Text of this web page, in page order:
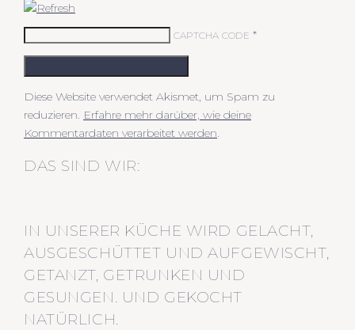
CAPTCHA CODE *
Diese Website verwendet Akismet, um Spam zu
reduzieren. Erfahre mehr darüber, wie deine
Kommentardaten verarbeitet werden.
DAS SIND WIR:
IN UNSERER KÜCHE WIRD GELACHT,
AUSGESCHÜTTET UND AUFGEWISCHT,
GETANZT, GETRUNKEN UND
GESUNGEN. UND GEKOCHT
NATÜRLICH.